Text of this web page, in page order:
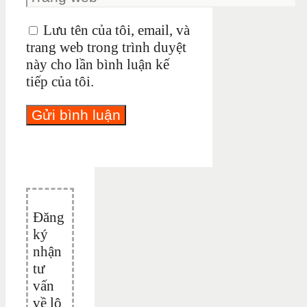
Lưu tên của tôi, email, và
trang web trong trình duyệt
này cho lần bình luận kế
tiếp của tôi.
Đăng
ký
nhận
tư
vấn
về lộ